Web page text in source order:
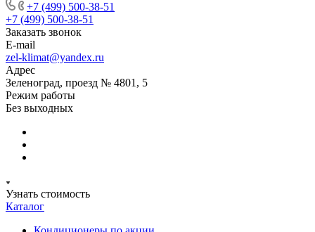
+7 (499) 500-38-51
+7 (499) 500-38-51
Заказать звонок
E-mail
zel-klimat@yandex.ru
Адрес
Зеленоград, проезд № 4801, 5
Режим работы
Без выходных
Узнать стоимость
Каталог